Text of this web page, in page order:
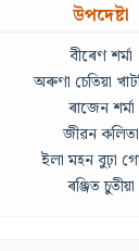
উপদেষ্টা
বীৰেণ শৰ্মা
অৰুণা চেতিয়া
ৰাজেন শৰ্মা
জীৱন কলিতা
ইলা মহন বুঢ়া
ৰঞ্জিত চুতীয়া